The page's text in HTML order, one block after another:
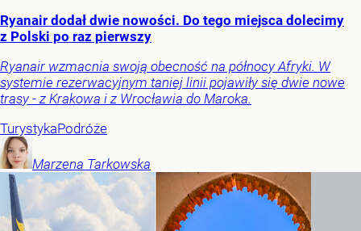
Ryanair dodał dwie nowości. Do tego miejsca dolecimy
z Polski po raz pierwszy
Ryanair wzmacnia swoją obecność na północy Afryki. W
systemie rezerwacyjnym taniej linii pojawiły się dwie nowe
trasy - z Krakowa i z Wrocławia do Maroka.
TurystykaPodróże
Marzena Tarkowska